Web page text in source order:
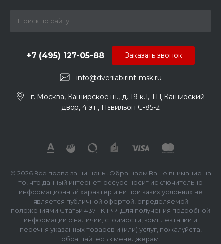
+7 (495) 127-05-88‬
info@dverilabirint-msk.ru
Заказать звонок
г. Москва, Каширское ш., д. 19 к.1, ТЦ Каширский
двор, 4 эт., Павильон C-85-2
© 2026 Все права защищены. Обращаем Ваше внимание на
то, что данный интернет-ресурс носит исключительно
информационный характер и ни при каких условиях не
является публичной офертой, определяемой
положениями Статьи 437 ГК РФ. Для получения подробной
информации о наличии, стоимости, комплектации и
перечня указанных товаров и (или) услуг, пожалуйста,
обращайтесь к менеджерам.